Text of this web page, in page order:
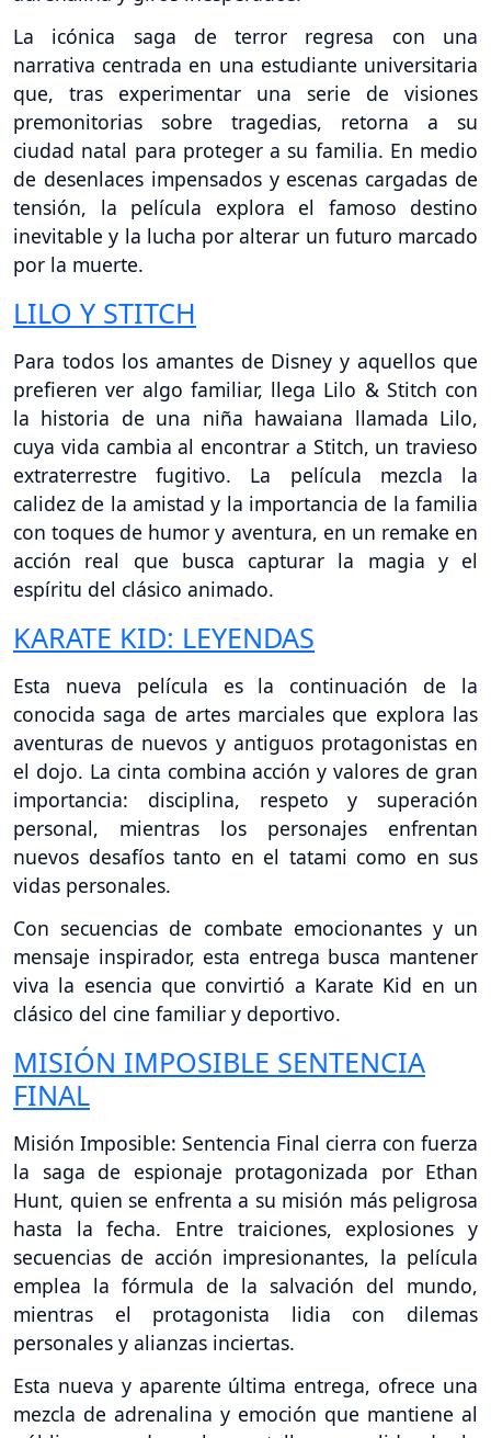
La icónica saga de terror regresa con una
narrativa centrada en una estudiante universitaria
que, tras experimentar una serie de visiones
premonitorias sobre tragedias, retorna a su
ciudad natal para proteger a su familia. En medio
de desenlaces impensados y escenas cargadas de
tensión, la película explora el famoso destino
inevitable y la lucha por alterar un futuro marcado
por la muerte.
LILO Y STITCH
Para todos los amantes de Disney y aquellos que
prefieren ver algo familiar, llega Lilo & Stitch con
la historia de una niña hawaiana llamada Lilo,
cuya vida cambia al encontrar a Stitch, un travieso
extraterrestre fugitivo. La película mezcla la
calidez de la amistad y la importancia de la familia
con toques de humor y aventura, en un remake en
acción real que busca capturar la magia y el
espíritu del clásico animado.
KARATE KID: LEYENDAS
Esta nueva película es la continuación de la
conocida saga de artes marciales que explora las
aventuras de nuevos y antiguos protagonistas en
el dojo. La cinta combina acción y valores de gran
importancia: disciplina, respeto y superación
personal, mientras los personajes enfrentan
nuevos desafíos tanto en el tatami como en sus
vidas personales.
Con secuencias de combate emocionantes y un
mensaje inspirador, esta entrega busca mantener
viva la esencia que convirtió a Karate Kid en un
clásico del cine familiar y deportivo.
MISIÓN IMPOSIBLE SENTENCIA
FINAL
Misión Imposible: Sentencia Final cierra con fuerza
la saga de espionaje protagonizada por Ethan
Hunt, quien se enfrenta a su misión más peligrosa
hasta la fecha. Entre traiciones, explosiones y
secuencias de acción impresionantes, la película
emplea la fórmula de la salvación del mundo,
mientras el protagonista lidia con dilemas
personales y alianzas inciertas.
Esta nueva y aparente última entrega, ofrece una
mezcla de adrenalina y emoción que mantiene al